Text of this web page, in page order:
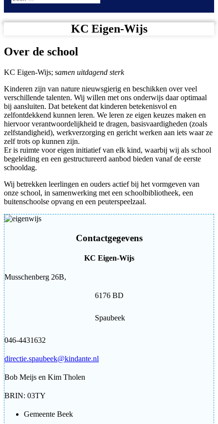
KC Eigen-Wijs
Over de school
KC Eigen-Wijs; samen uitdagend sterk
Kinderen zijn van nature nieuwsgierig en beschikken over veel
verschillende talenten. Wij willen met ons onderwijs daar optimaal
bij aansluiten. Dat betekent dat kinderen betekenisvol en
zelfontdekkend kunnen leren. We leren ze eigen keuzes maken en
hiervoor verantwoordelijkheid te dragen, basisvaardigheden (zoals
zelfstandigheid), werkverzorging en gericht werken aan iets waar ze
zelf trots op kunnen zijn.
Er is ruimte voor eigen initiatief van elk kind, waarbij wij als school
begeleiding en een gestructureerd aanbod bieden vanaf de eerste
schooldag.
Wij betrekken leerlingen en ouders actief bij het vormgeven van
onze school, in samenwerking met een schoolbibliotheek, een
buitenschoolse opvang en een peuterspeelzaal.
Contactgegevens
KC Eigen-Wijs
Musschenberg 26B,
6176 BD
Spaubeek
046-4431632
directie.spaubeek@kindante.nl
Bob Meijs en Kim Tholen
BRIN: 03TY
Gemeente Beek